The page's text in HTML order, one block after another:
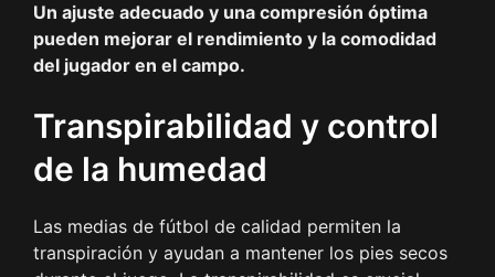
Un ajuste adecuado y una compresión óptima
pueden mejorar el rendimiento y la comodidad
del jugador en el campo.
Transpirabilidad y control
de la humedad
Las medias de fútbol de calidad permiten la
transpiración y ayudan a mantener los pies secos